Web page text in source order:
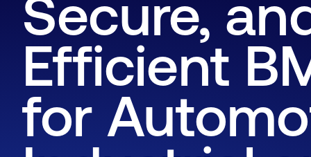
Secure,
Efficient
for